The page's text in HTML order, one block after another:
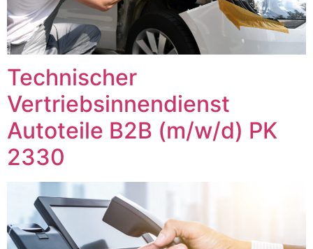
Technischer
Vertriebsinnendienst
Autoteile B2B (m/w/d) PK
2330